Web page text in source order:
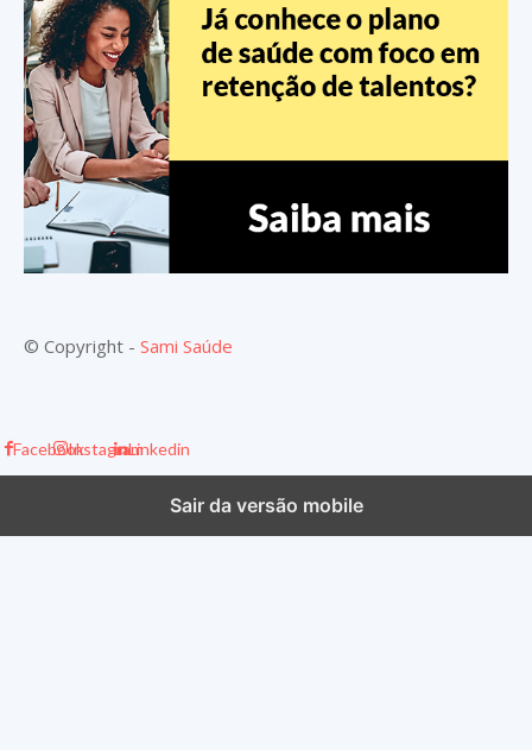
© Copyright - Sami Saúde
FacebookInstagramLinkedin
Sair da versão mobile